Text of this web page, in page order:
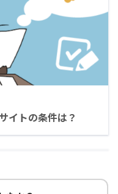
イトの条件は？